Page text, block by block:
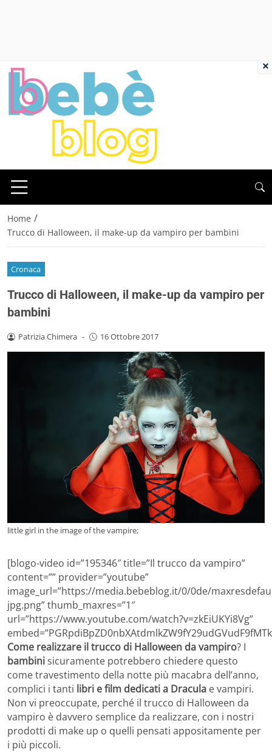
Home /
Trucco di Halloween, il make-up da vampiro per bambini
Cronaca
Trucco di Halloween, il make-up da vampiro per
bambini
Patrizia Chimera - 16 Ottobre 2017
little girl in the image of the vampire;
[blogo-video id=”195346″ title=”Il trucco da vampiro”
content=”” provider=”youtube”
image_url=”https://media.bebeblog.it/0/0de/
jpg.png” thumb_maxres=”1″
url=”https://www.youtube.com/watch?v=zkEiUKYi8Vg”
Come realizzare il trucco di Halloween da vampiro? I
bambinisicuramente potrebbero chiedere questo
come travestimento della notte più macabra dell’anno,
complici i tanti libri e film dedicati a Dracula e vampiri.
Non vi preoccupate, perché il trucco di Halloween da
vampiro è davvero semplice da realizzare, con i nostri
prodotti di make up o quelli pensati appositamente per
i più piccoli.
×